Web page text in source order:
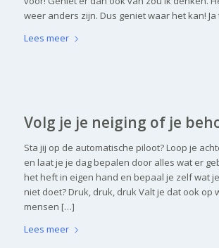
weer anders zijn. Dus geniet waar het kan! Ja
Lees meer
Volg je je neiging of je
Sta jij op de automatische piloot? Loop je
en laat je je dag bepalen door alles wat er
het heft in eigen hand en bepaal je zelf wat
niet doet? Druk, druk, druk Valt je dat ook op
mensen […]
Lees meer